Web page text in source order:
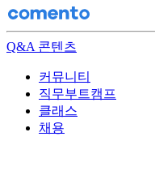
Q&A 콘텐츠
커뮤니티
직무부트캠프
클래스
채용